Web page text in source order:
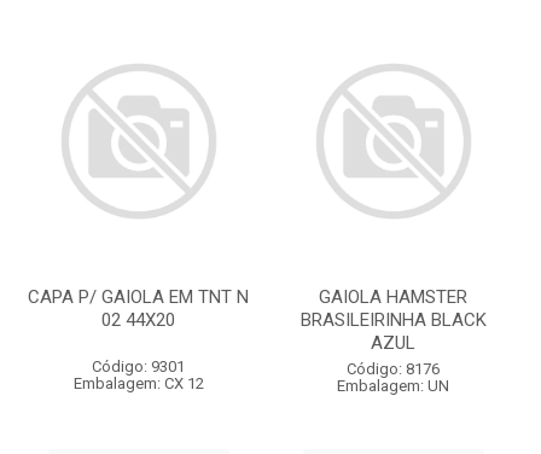
CAPA P/ GAIOLA EM TNT N
02 44X20
Código: 9301
Embalagem: CX 12
GAIOLA HAMSTER
BRASILEIRINHA BLACK
AZUL
Código: 8176
Embalagem: UN